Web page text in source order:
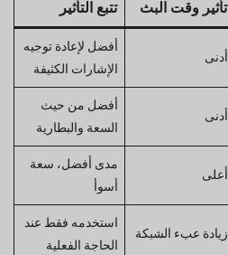
تأثير وقت البث تتبع التأثير
أدنى
أفضل لإعادة توجيه
الإشارات الكثيفة
أدنى
أفضل من حيث
السعة والبطارية
أعلى
مدى أفضل، سعة
أسوأ
زيادة عبء الشبكة
استخدمه فقط عند
الحاجة الفعلية